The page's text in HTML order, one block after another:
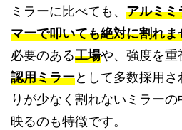
ミラーに比べても、 アルミミ
マーで叩いても絶対に割れま
必要のある工場や、強度を重
認用ミラーとして多数採用
りが少なく割れないミラー
映るのも特徴です。